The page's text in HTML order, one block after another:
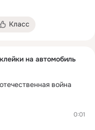
Класс
на автомобиль
война
0:01